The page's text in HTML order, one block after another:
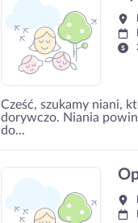
Cześć, szukamy niani,
dorywczo. Niania
do...